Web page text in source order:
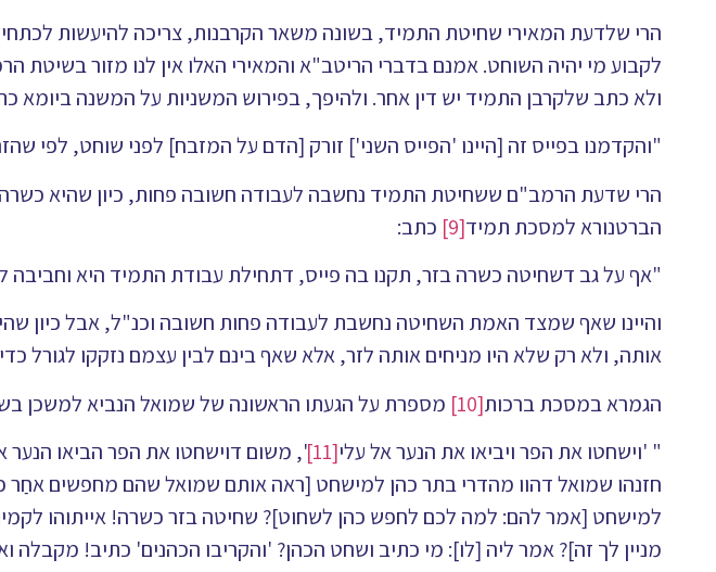
הרי שלדעת המאירי שחיטת התמיד, בשונה משאר הקרבנות, צריכה להיעשות
לקבוע מי יהיה השוחט. אמנם בדברי הריטב"א והמאירי האלו אין לנו מזור
ולא כתב שלקרבן התמיד יש דין אחר. ולהיפך, בפירוש המשניות על המשנה ביומא
"והקדמנו בפייס זה [היינו 'הפייס השני'] זורק [הדם על המזבח] לפני שוחט, לפי
הרי שדעת הרמב"ם ששחיטת התמיד נחשבה לעבודה חשובה פחות, כיון שהיא כשרה
הברטנורא למסכת תמיד[9]
כתב:
"אף על גב דשחיטה כשרה בזר, תקנו בה פייס, דתחילת עבודת התמיד היא וחביבה
והיינו שאף שמצד האמת השחיטה נחשבת לעבודה פחות חשובה וכנ"ל, אבל כיון
אותה, ולא רק שלא היו מניחים אותה לזר, אלא שאף בינם לבין עצמם נזקקו לגורל
הגמרא במסכת ברכות[10]
מספרת על הגעתו הראשונה של שמואל הנביא למשכן
" 'וישחטו את הפר ויביאו את הנער אל עלי[11]
', משום דוישחטו את הפר הביאו הנער
חזנהו שמואל דהוו מהדרי בתר כהן למישחט [ראה אותם שמואל שהם מחפשים אחַר
למישחט [אמר להם: למה לכם לחפש כהן לשחוט]? שחיטה בזר כשרה! אייתוהו
מניין לך זה]? אמר ליה [לו]: מי כתיב ושחט הכהן? 'והקריבו הכהנים' כתיב!